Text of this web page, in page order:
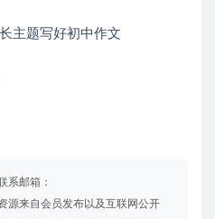
主题写好初中作文
系邮箱：
源来自会员发布以及互联网公开